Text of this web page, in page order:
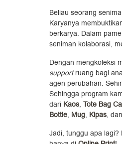
Beliau seorang
Karyanya
berkarya. Dalam
seniman kolaborasi,
Dengan mengkoleksi
supportruang bagi
agen perubahan.
Sehingga program
dari Kaos, Tote Bag
Bottle, Mug, Kipas, dan
Jadi, tunggu apa lagi?